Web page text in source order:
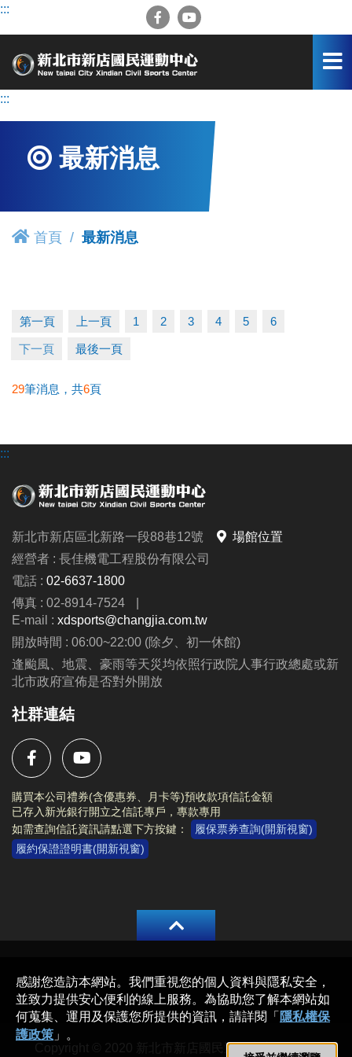
跳
容
:::
:::
最新消息
首頁 最新消息
第一頁 上一頁 1 2 3 4 5 6
下一頁 最後一頁
29筆消息，共6頁
:::
新北市新店區北新路一段88巷12號
場館位置
經營者 : 長佳機電工程股份有限公司
電話 : 02-6637-1800
傳真 : 02-8914-7524
E-mail : xdsports@changjia.com.tw
開放時間 : 06:00~22:00 (除夕、初一休館)
逢颱風、地震、豪雨等天災均依照行政院人事行政總處或新
北市政府宣佈是否對外開放
社群連結
購買本公司禮券(含優惠券、月卡等)預收款項信託金額
已存入新光銀行開立之信託專戶，專款專用
如需查詢信託資訊請點選下方按鍵：
履保票券查詢(開新視窗)
履約保證證明書(開新視窗)
Copyright © 2020 新北市新店國民運動中心 All rights